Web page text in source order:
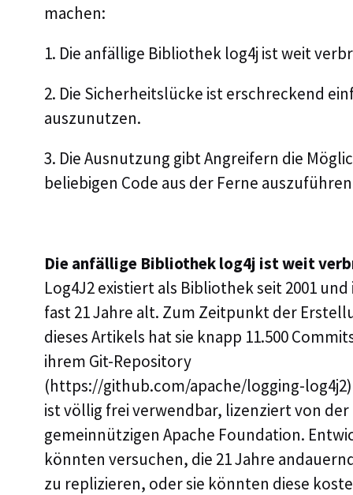
machen:
1. Die anfällige Bibliothek log4j ist weit
2. Die Sicherheitslücke ist erschreckend
auszunutzen.
3. Die Ausnutzung gibt Angreifern die
beliebigen Code aus der Ferne
Die anfällige Bibliothek log4j ist weit
Log4J2 existiert als Bibliothek seit 2001
fast 21 Jahre alt. Zum Zeitpunkt der
dieses Artikels hat sie knapp 11.500
ihrem Git-Repository
(https://github.com/apache/logging-
ist völlig frei verwendbar, lizenziert von der
gemeinnützigen Apache Foundation.
könnten versuchen, die 21 Jahre
zu replizieren, oder sie könnten diese